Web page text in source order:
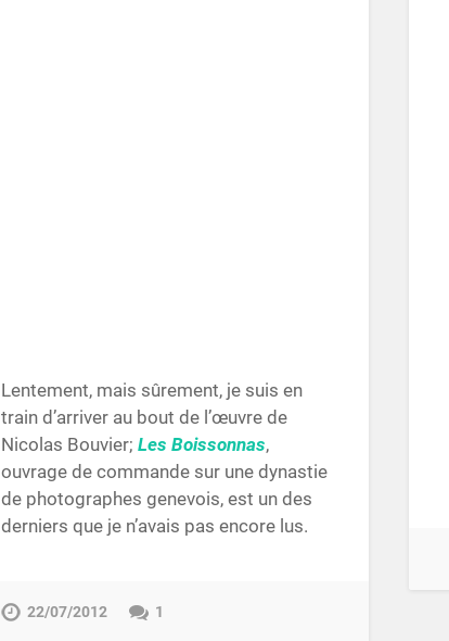
Lentement, mais sûrement, je suis en
train d’arriver au bout de l’œuvre de
Nicolas Bouvier; Les Boissonnas,
ouvrage de commande sur une dynastie
de photographes genevois, est un des
derniers que je n’avais pas encore lus.
22/07/2012 1